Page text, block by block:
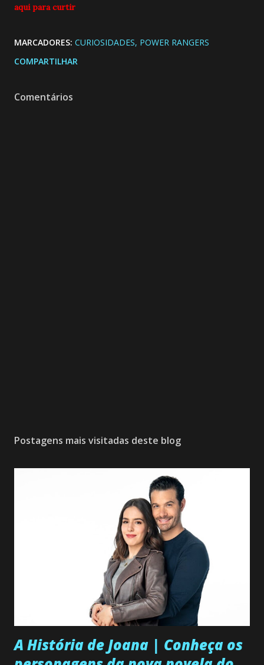
aqui para curtir
MARCADORES: CURIOSIDADES POWER RANGERS
COMPARTILHAR
Comentários
Postagens mais visitadas deste blog
A História de Joana | Conheça os